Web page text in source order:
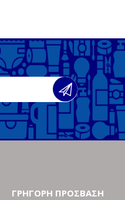
ΓΡΗΓΟΡΗ ΠΡΟΣΒΑΣΗ